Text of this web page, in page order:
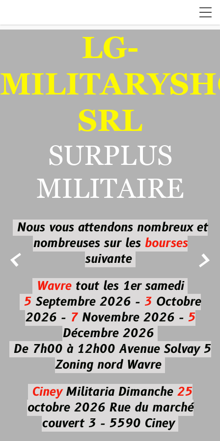
 
LG-
SRL
SURPLUS
MILITAIRE
Nous vous attendons nombreux et
nombreuses sur les bourses
suivante
Wavretout les 1er samedi
5Septembre 2026 - 3Octobre
2026 -7Novembre 2026 - 5
Décembre 2026
De 7h00 à 12h00 Avenue Solvay 5
Zoning nord Wavre
CineyMilitaria Dimanche 25
octobre 2026Rue du marché
couvert 3 - 5590 Ciney